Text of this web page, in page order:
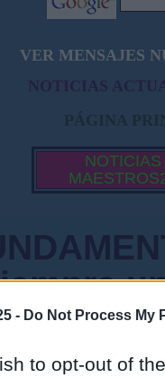
- Do Not Process My
to opt-out of
VER MENSAJES
NOTICIAS
PÁGINA
NOTICIAS